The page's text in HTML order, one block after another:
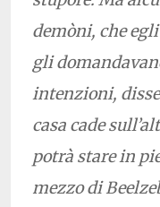
demòni, che
gli
intenzioni,
casa cade
potrà stare in
mezzo di